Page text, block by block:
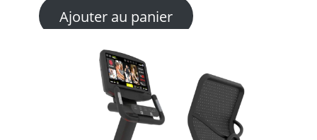
Ajouter au panier